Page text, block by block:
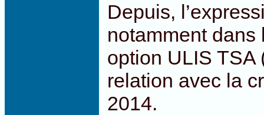
Depuis,
notamment
option ULIS TSA
relation avec la
2014.